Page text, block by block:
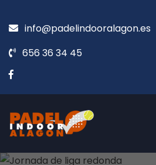
info@padelindooralagon.es
656 36 34 45